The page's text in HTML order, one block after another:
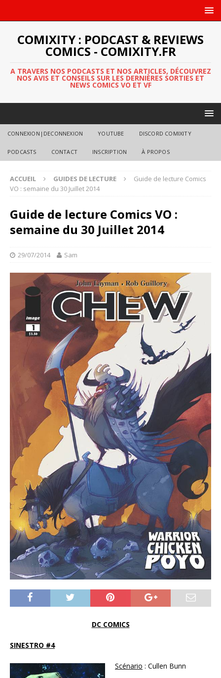
COMIXITY : PODCAST & REVIEWS
COMICS - COMIXITY.FR
A TRAVERS NOS PODCASTS ET NOS ARTICLES, DÉCOUVREZ
NOS AVIS ET CONSEILS SUR LES DERNIÈRES SORTIES ET
NEWS COMICS VO ET VF
CONNEXION|DECONNEXION YOUTUBE DISCORD COMIXITY
PODCASTS CONTACT INSCRIPTION À PROPOS
ACCUEIL GUIDES DE LECTURE
Guide de lecture Comics
VO : semaine du 30 Juillet 2014
Guide de lecture Comics VO :
semaine du 30 Juillet 2014
29/07/2014 Sam
DC COMICS
SINESTRO #4
Scénario : Cullen Bunn